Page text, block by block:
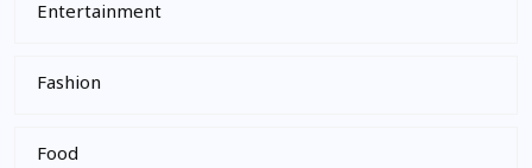
Entertainment
Fashion
Food